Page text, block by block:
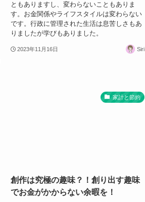
ともありますし、変わらないこともありま
す。お金関係やライフスタイルは変わらない
です。行政に管理された生活は息苦しさもあ
りましたが学びもありました。
2023年11月16日 Siri
家計と節約
創作は究極の趣味？！創り出す趣味
でお金がかからない余暇を！